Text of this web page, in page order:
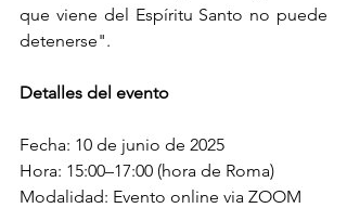
que viene del Espíritu Santo no puede
detenerse".
Detalles del evento
Fecha: 10 de junio de 2025
Hora: 15:00–17:00 (hora de Roma)
Modalidad: Evento online via ZOOM